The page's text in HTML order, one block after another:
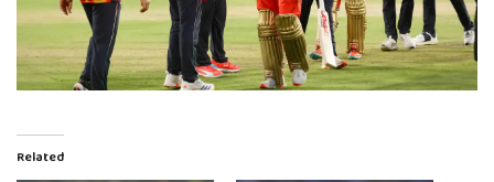
Related